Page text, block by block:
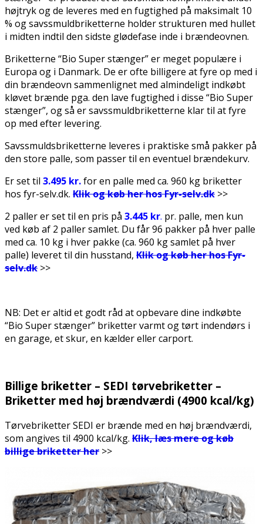
højtryk og de leveres med en fugtighed på maksimalt 10
% og savssmuldbriketterne holder strukturen med hullet
i midten indtil den sidste glødefase inde i brændeovnen.
Briketterne “Bio Super stænger” er meget populære i
Europa og i Danmark. De er ofte billigere at fyre op med i
din brændeovn sammenlignet med almindeligt indkøbt
kløvet brænde pga. den lave fugtighed i disse “Bio Super
stænger”, og så er savssmuldbriketterne klar til at fyre
op med efter levering.
Savssmuldsbriketterne leveres i praktiske små pakker på
den store palle, som passer til en eventuel brændekurv.
Er set til 3.495 kr.for en palle med ca. 960 kg briketter
hos fyr-selv.dk. Klik og køb her hos Fyr-selv.dk >>
2 paller er set til en pris på 3.445 kr. pr. palle, men kun
ved køb af 2 paller samlet. Du får 96 pakker på hver palle
med ca. 10 kg i hver pakke (ca. 960 kg samlet på hver
palle) leveret til din husstand, Klik og køb her hos Fyr-
selv.dk >>
NB: Det er altid et godt råd at opbevare dine indkøbte
“Bio Super stænger” briketter varmt og tørt indendørs i
en garage, et skur, en kælder eller carport.
Billige briketter – SEDI tørvebriketter –
Briketter med høj brændværdi (4900 kcal/kg)
Tørvebriketter SEDI er brænde med en høj brændværdi,
som angives til 4900 kcal/kg. Klik, læs mere og køb
billige briketter her >>